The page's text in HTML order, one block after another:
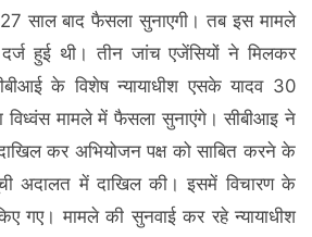
साल बाद फैसला सुनाएगी। तब इस मामले
हुई थी। तीन जांच एजेंसियों ने मिलकर
के विशेष न्यायाधीश एसके यादव 30
विध्वंस मामले में फैसला सुनाएंगे। सीबीआइ ने
कर अभियोजन पक्ष को साबित करने के
अदालत में दाखिल की। इसमें विचारण के
गए। मामले की सुनवाई कर रहे न्यायाधीश